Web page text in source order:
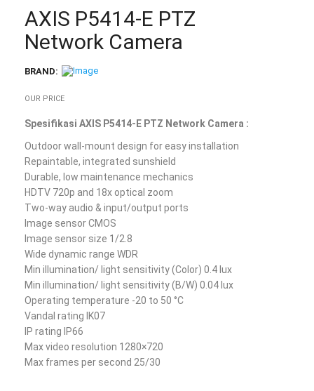
AXIS P5414-E PTZ
Network Camera
BRAND:
OUR PRICE
Spesifikasi AXIS P5414-E PTZ Network Camera :
Outdoor wall-mount design for easy installation
Repaintable, integrated sunshield
Durable, low maintenance mechanics
HDTV 720p and 18x optical zoom
Two-way audio & input/output ports
Image sensor CMOS
Image sensor size 1/2.8
Wide dynamic range WDR
Min illumination/ light sensitivity (Color) 0.4 lux
Min illumination/ light sensitivity (B/W) 0.04 lux
Operating temperature -20 to 50 °C
Vandal rating IK07
IP rating IP66
Max video resolution 1280×720
Max frames per second 25/30